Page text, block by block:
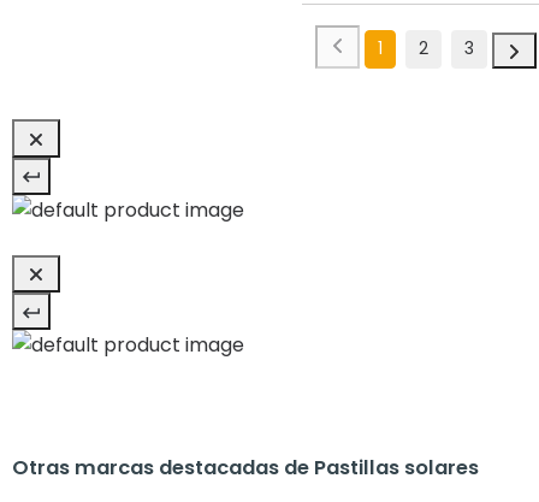
1 2 3
Otras marcas destacadas de Pastillas solares